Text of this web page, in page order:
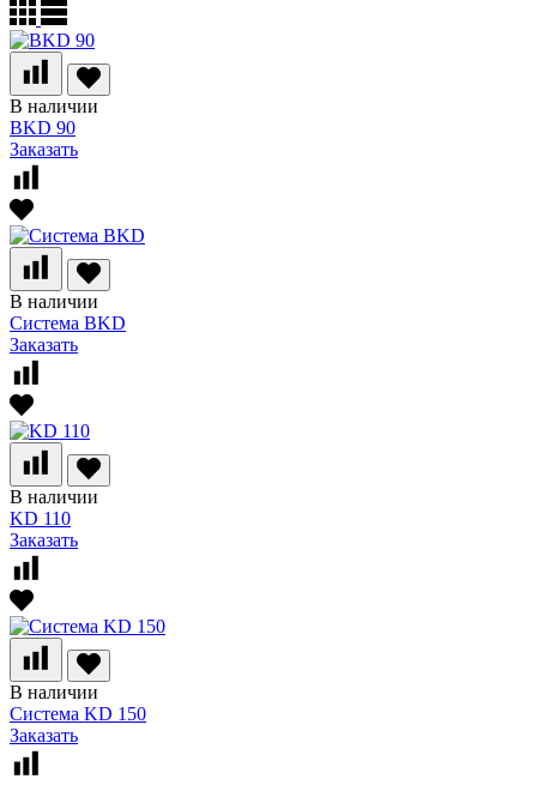
В наличии
BKD 90
Заказать
В наличии
Система BKD
Заказать
В наличии
KD 110
Заказать
В наличии
Система KD 150
Заказать